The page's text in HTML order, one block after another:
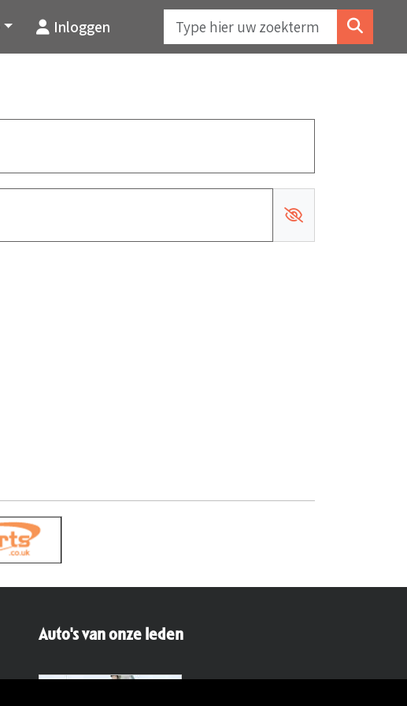
Inloggen
Auto's van onze leden